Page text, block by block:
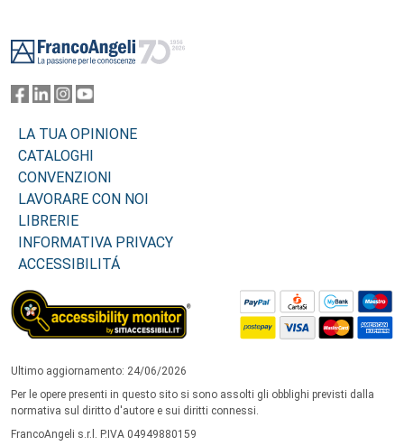
LA TUA OPINIONE
CATALOGHI
CONVENZIONI
LAVORARE CON NOI
LIBRERIE
INFORMATIVA PRIVACY
ACCESSIBILITÁ
Ultimo aggiornamento: 24/06/2026
Per le opere presenti in questo sito si sono assolti gli obblighi previsti dalla
normativa sul diritto d'autore e sui diritti connessi.
FrancoAngeli s.r.l. P.IVA 04949880159